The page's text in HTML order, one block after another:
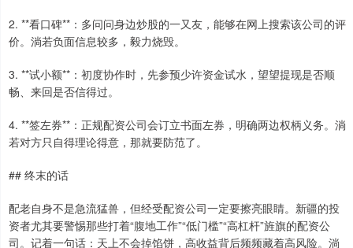
2. **看口碑**：多问问身边炒股的一又友，能够在网上搜索该公司的评
价。淌若负面信息较多，毅力烧毁。
3. **试小额**：初度协作时，先参预少许资金试水，望望提现是否顺
畅、来回是否信得过。
4. **签左券**：正规配资公司会订立书面左券，明确两边权柄义务。淌
若对方只自得理论得意，那就要防范了。
## 终末的话
配老自身不是急流猛兽，但经受配资公司一定要擦亮眼睛。新疆的投
资者尤其要警惕那些打着“腹地工作”“低门槛”“高杠杆”旌旗的配资公
司。记着一句话：天上不会掉馅饼，高收益背后频频藏着高风险。淌